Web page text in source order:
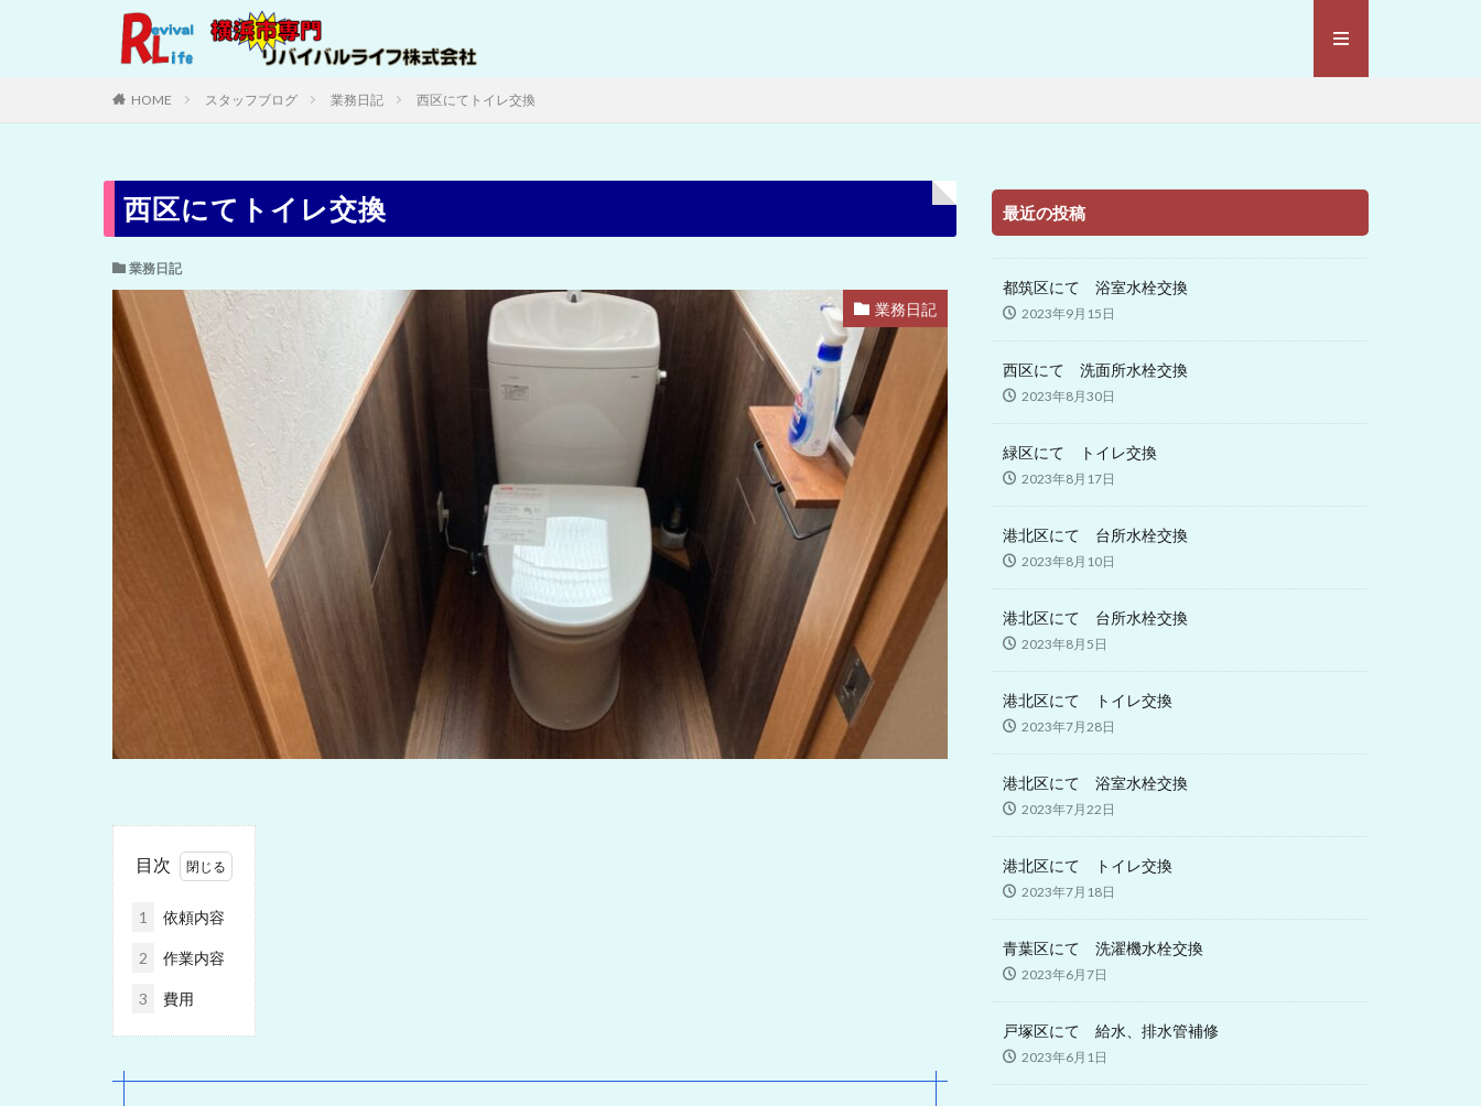
HOME スタッフブログ 業務日記 西区にてトイレ交換
西区にてトイレ交換
業務日記
業務日記
目次
1 依頼内容
2 作業内容
3 費用
最近の投稿
都筑区にて 浴室水栓交換
2023年9月15日
西区にて 洗面所水栓交換
2023年8月30日
緑区にて トイレ交換
2023年8月17日
港北区にて 台所水栓交換
2023年8月10日
港北区にて 台所水栓交換
2023年8月5日
港北区にて トイレ交換
2023年7月28日
港北区にて 浴室水栓交換
2023年7月22日
港北区にて トイレ交換
2023年7月18日
青葉区にて 洗濯機水栓交換
2023年6月7日
戸塚区にて 給水、排水管補修
2023年6月1日